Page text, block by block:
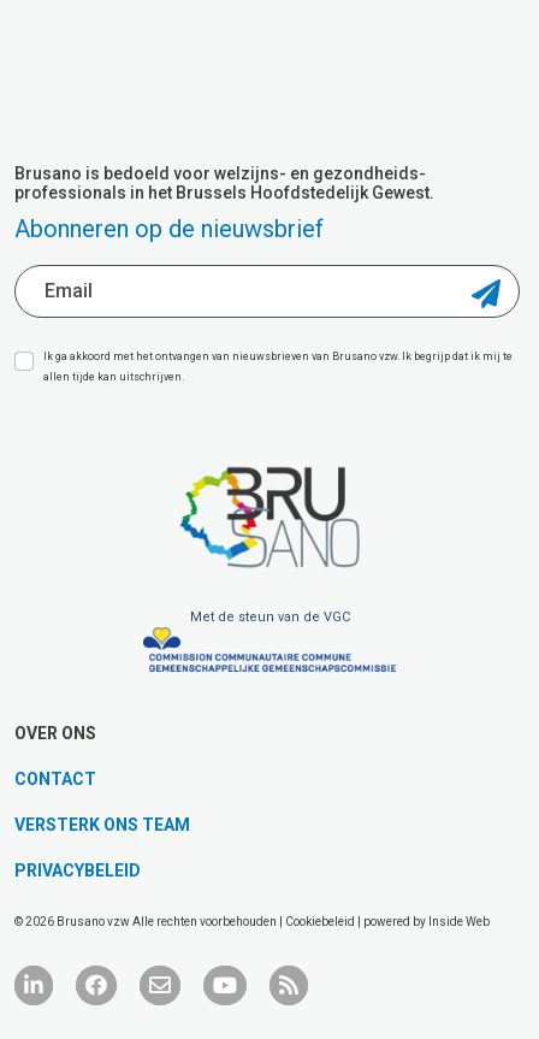
Brusano is bedoeld voor welzijns- en gezondheids-
professionals in het Brussels Hoofdstedelijk Gewest.
Abonneren op de nieuwsbrief
Ik ga akkoord met het ontvangen van nieuwsbrieven van Brusano vzw. Ik begrijp dat ik mij te
allen tijde kan uitschrijven.
Met de steun van de VGC
OVER ONS
CONTACT
VERSTERK ONS TEAM
PRIVACYBELEID
© 2026 Brusano vzw Alle rechten voorbehouden | Cookiebeleid | powered by Inside Web